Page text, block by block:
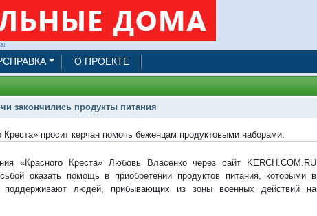
О ПРОЕКТЕ
закончились продукты питания
Креста» просит керчан помочь беженцам продуктовыми наборами.
«Красного Креста» Любовь Власенко через сайт KERCH.COM.RU
оказать помощь в приобретении продуктов питания, которыми в
поддерживают людей, прибывающих из зоны военных действий на